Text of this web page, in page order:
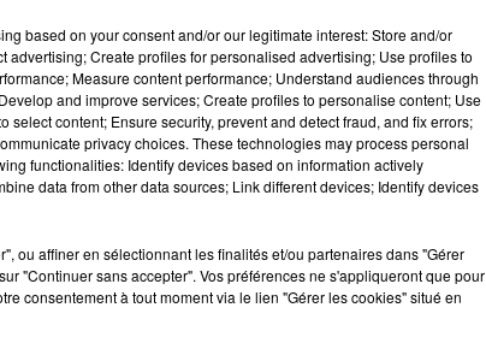
based on your consent and/or our legitimate interest: Store and/or
Create profiles for personalised advertising; Use profiles to
Measure content performance; Understand audiences through
and improve services; Create profiles to personalise content; Use
content; Ensure security, prevent and detect fraud, and fix errors;
privacy choices. These technologies may process personal
functionalities: Identify devices based on information actively
data from other data sources; Link different devices; Identify devices
ou affiner en sélectionnant les finalités et/ou partenaires dans "Gérer
"Continuer sans accepter". Vos préférences ne s'appliqueront que pour
consentement à tout moment via le lien "Gérer les cookies" situé en